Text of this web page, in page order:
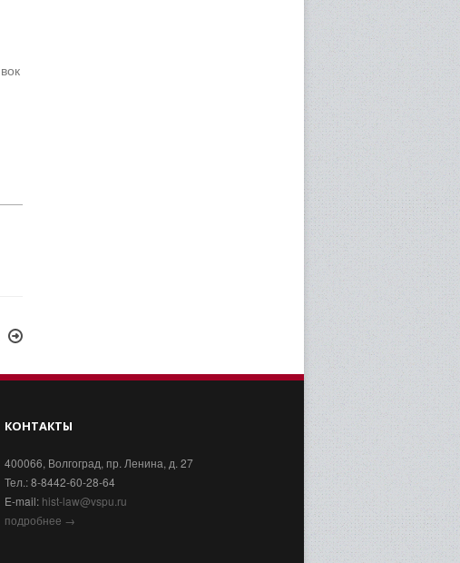
КОНТАКТЫ
400066, Волгоград, пр. Ленина, д. 27
Тел.: 8-8442-60-28-64
E-mail: hist-law@vspu.ru
подробнее →